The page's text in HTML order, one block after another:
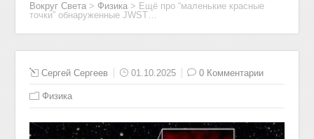
Вокруг Света > Физика > Ещё про “маленькие красные
точки” обнаруженные JWST…
Сергей Сергеев 01.10.2025 0 Комментарии
Физика